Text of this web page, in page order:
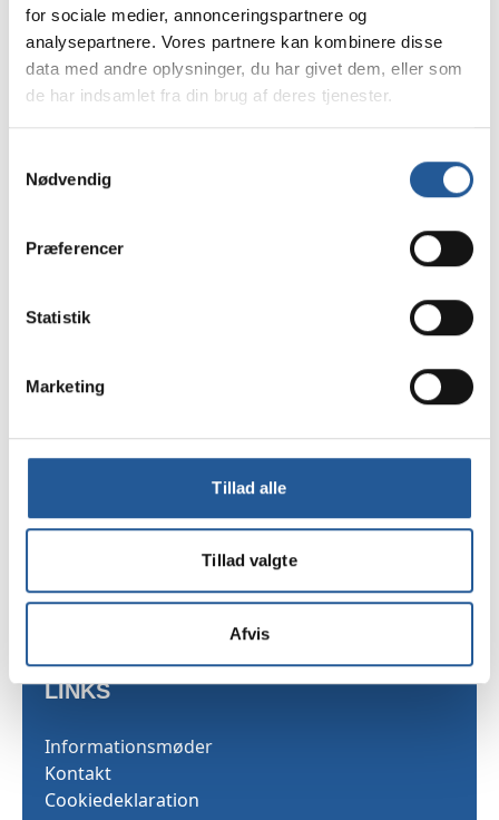
for sociale medier, annonceringspartnere og
analysepartnere. Vores partnere kan kombinere disse
data med andre oplysninger, du har givet dem, eller som
de har indsamlet fra din brug af deres tjenester.
Nødvendig
Præferencer
Statistik
Marketing
Tillad alle
Tillad valgte
Afvis
Din email*
Sekretariatet
4450 Jyderup
LINKS
Informationsmøder
Kontakt
Cookiedeklaration